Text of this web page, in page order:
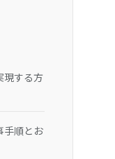
現する方
手順とお